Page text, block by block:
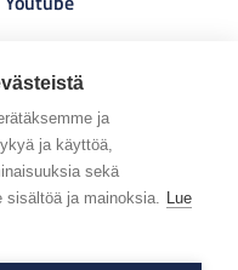
ja
ja käyttöä,
sekä
sisältöä ja mainoksia. Lue